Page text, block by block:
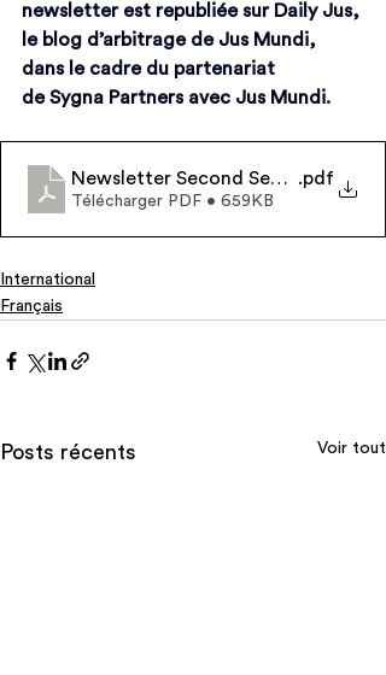
newsletter est republiée sur Daily Jus,
le blog d’arbitrage de Jus Mundi,
dans le cadre du partenariat
de Sygna Partners avec Jus Mundi.
Newsletter Second Semester 2025
.pdf
Télécharger PDF • 659KB
International
Français
Posts récents Voir tout